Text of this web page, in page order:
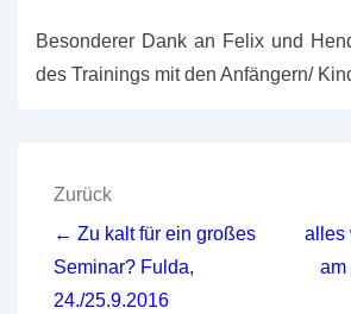
Besonderer Dank an Felix und
des Trainings mit den Anfängern/
Beitragsnavigation
Zurück
← Zu kalt für ein großes
Seminar? Fulda,
24./25.9.2016
alles
am